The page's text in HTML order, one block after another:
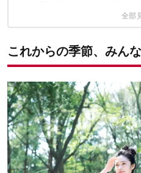
2. 使い心地の良いテクスチャー
4. 石鹸オフで就寝前も手間なし
5. 忙しい朝もあっという間にメ
これからの季節、みん